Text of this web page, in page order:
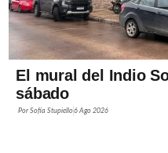
El mural del Indio
sábado
PorSofía Stupiello6 Ago 2026